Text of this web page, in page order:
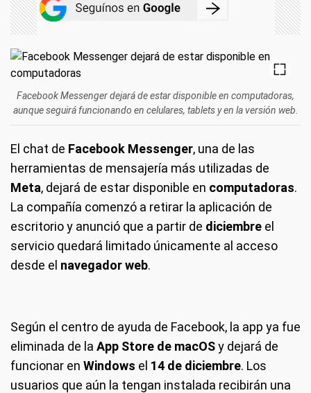
Facebook Messenger dejará de estar disponible en computadoras,
aunque seguirá funcionando en celulares, tablets y en la versión web.
El chat de Facebook Messenger, una de las
herramientas de mensajería más utilizadas de
Meta, dejará de estar disponible en computadoras.
La compañía comenzó a retirar la aplicación de
escritorio y anunció que a partir de diciembre el
servicio quedará limitado únicamente al acceso
desde el navegador web.
Según el centro de ayuda de Facebook, la app ya fue
eliminada de la App Store de macOSy dejará de
funcionar en Windows el 14 de diciembre. Los
usuarios que aún la tengan instalada recibirán una